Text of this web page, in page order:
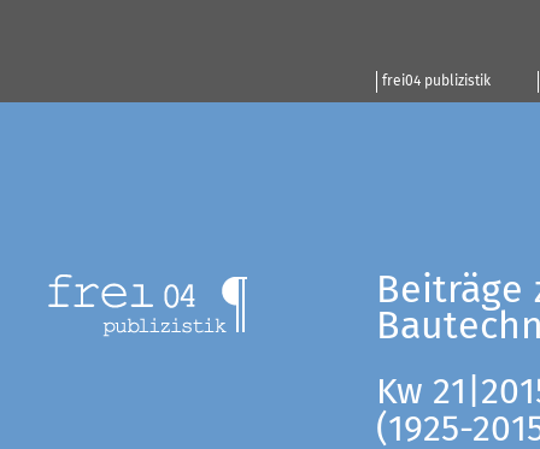
frei04 publizistik
Beiträge
Kw
(1925-